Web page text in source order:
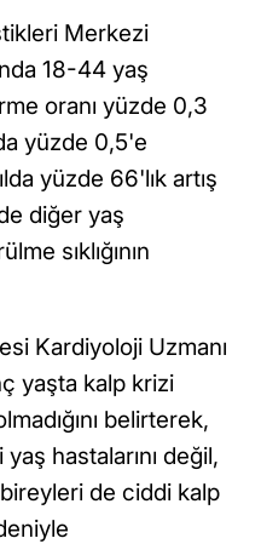
Merkezi
18-44 yaş
oranı yüzde 0,3
yüzde 0,5'e
yüzde 66'lık artış
diğer yaş
sıklığının
Kardiyoloji Uzmanı
yaşta kalp krizi
belirterek,
hastalarını değil,
de ciddi kalp